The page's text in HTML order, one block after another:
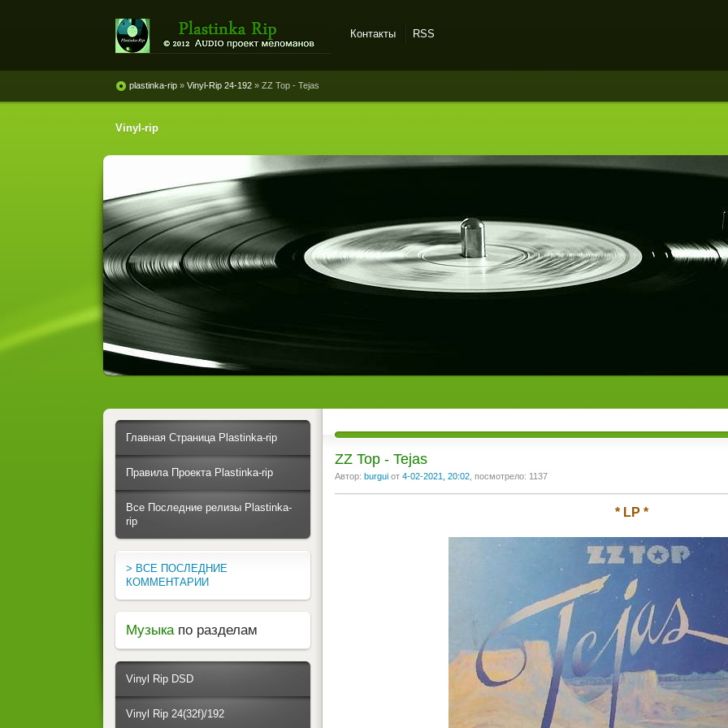
винила и магнитоальбомов
Контакты RSS
plastinka-rip » Vinyl-Rip 24-192 » ZZ Top - Tejas
Vinyl-rip
ZZ Top - Tejas
Автор: burgui от 4-02-2021, 20:02 , посмотрело: 1137
* LP *
Главная Страница Plastinka-rip
Правила Проекта Plastinka-rip
Все Последние релизы Plastinka-
rip
> ВСЕ ПОСЛЕДНИЕ
КОММЕНТАРИИ
Музыка по разделам
Vinyl Rip DSD
Vinyl Rip 24(32f)/192